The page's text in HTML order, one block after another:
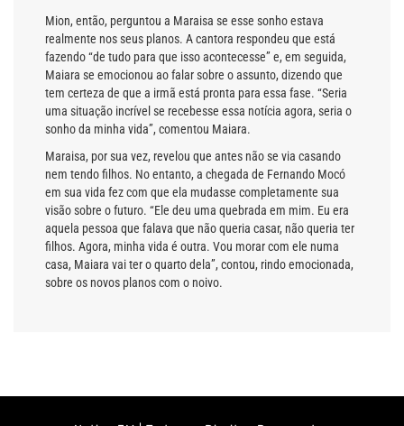
Mion, então, perguntou a Maraisa se esse sonho estava
realmente nos seus planos. A cantora respondeu que está
fazendo “de tudo para que isso acontecesse” e, em seguida,
Maiara se emocionou ao falar sobre o assunto, dizendo que
tem certeza de que a irmã está pronta para essa fase. “Seria
uma situação incrível se recebesse essa notícia agora, seria o
sonho da minha vida”, comentou Maiara.
Maraisa, por sua vez, revelou que antes não se via casando
nem tendo filhos. No entanto, a chegada de Fernando Mocó
em sua vida fez com que ela mudasse completamente sua
visão sobre o futuro. “Ele deu uma quebrada em mim. Eu era
aquela pessoa que falava que não queria casar, não queria ter
filhos. Agora, minha vida é outra. Vou morar com ele numa
casa, Maiara vai ter o quarto dela”, contou, rindo emocionada,
sobre os novos planos com o noivo.